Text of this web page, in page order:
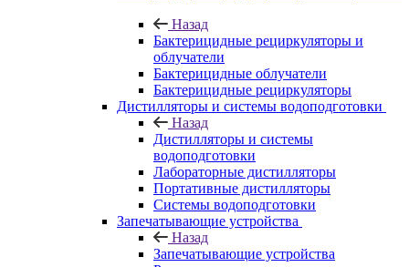
Назад
Бактерицидные рециркуляторы и
облучатели
Бактерицидные облучатели
Бактерицидные рециркуляторы
Дистилляторы и системы водоподготовки
Назад
Дистилляторы и системы
водоподготовки
Лабораторные дистилляторы
Портативные дистилляторы
Системы водоподготовки
Запечатывающие устройства
Назад
Запечатывающие устройства